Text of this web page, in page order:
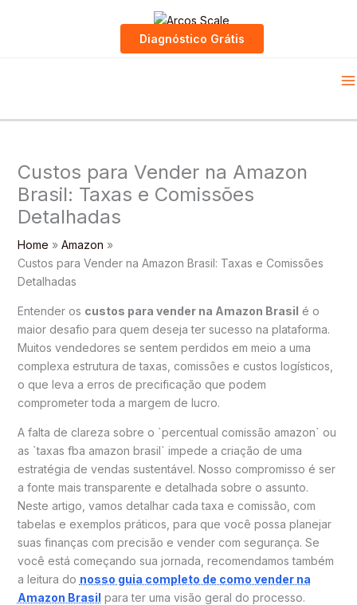
Diagnóstico Grátis
Custos para Vender na Amazon
Brasil: Taxas e Comissões
Detalhadas
Home
Amazon
Custos para Vender na Amazon Brasil: Taxas e Comissões
Detalhadas
Entender os custos para vender na Amazon Brasil é o
maior desafio para quem deseja ter sucesso na plataforma.
Muitos vendedores se sentem perdidos em meio a uma
complexa estrutura de taxas, comissões e custos logísticos,
o que leva a erros de precificação que podem
comprometer toda a margem de lucro.
A falta de clareza sobre o `percentual comissão amazon` ou
as `taxas fba amazon brasil` impede a criação de uma
estratégia de vendas sustentável. Nosso compromisso é ser
a fonte mais transparente e detalhada sobre o assunto.
Neste artigo, vamos detalhar cada taxa e comissão, com
tabelas e exemplos práticos, para que você possa planejar
suas finanças com precisão e vender com segurança. Se
você está começando sua jornada, recomendamos também
a leitura do nosso guia completo de como vender na
Amazon Brasil para ter uma visão geral do processo.